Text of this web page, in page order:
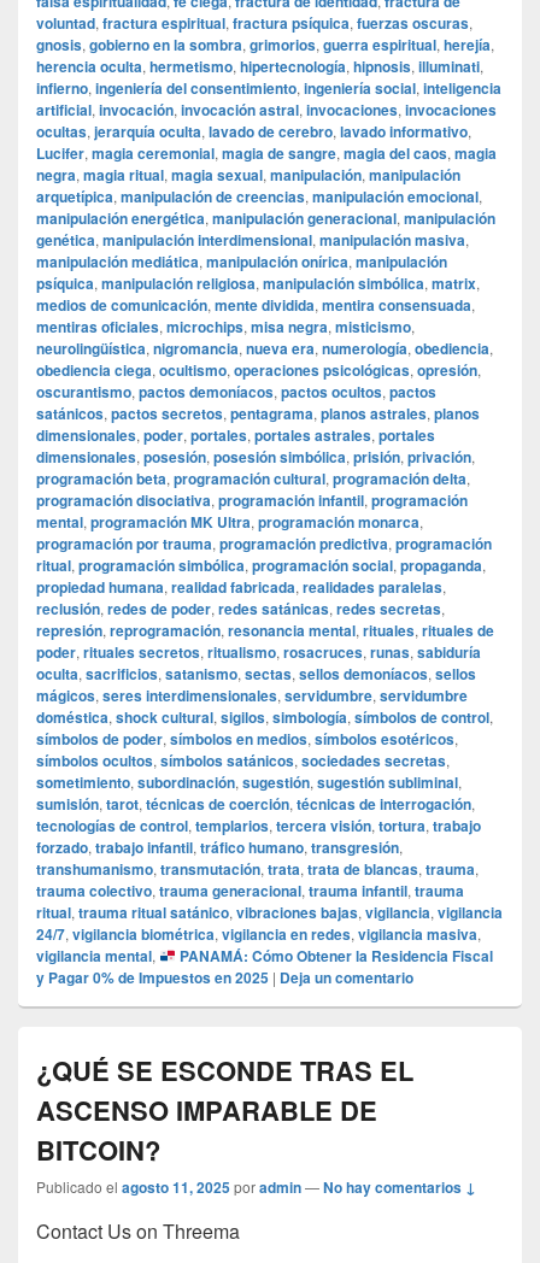
voluntad, fractura espiritual, fractura psíquica, fuerzas oscuras,
gnosis, gobierno en la sombra, grimorios, guerra espiritual, herejía,
herencia oculta, hermetismo, hipertecnología, hipnosis, illuminati,
infierno, ingeniería del consentimiento, ingeniería social, inteligencia
artificial, invocación, invocación astral, invocaciones, invocaciones
ocultas, jerarquía oculta, lavado de cerebro, lavado informativo,
Lucifer, magia ceremonial, magia de sangre, magia del caos, magia
negra, magia ritual, magia sexual, manipulación, manipulación
arquetípica, manipulación de creencias, manipulación emocional,
manipulación energética, manipulación generacional, manipulación
genética, manipulación interdimensional, manipulación masiva,
manipulación mediática, manipulación onírica, manipulación
psíquica, manipulación religiosa, manipulación simbólica, matrix,
medios de comunicación, mente dividida, mentira consensuada,
mentiras oficiales, microchips, misa negra, misticismo,
neurolingüística, nigromancia, nueva era, numerología, obediencia,
obediencia ciega, ocultismo, operaciones psicológicas, opresión,
oscurantismo, pactos demoníacos, pactos ocultos, pactos
satánicos, pactos secretos, pentagrama, planos astrales, planos
dimensionales, poder, portales, portales astrales, portales
dimensionales, posesión, posesión simbólica, prisión, privación,
programación beta, programación cultural, programación delta,
programación disociativa, programación infantil, programación
mental, programación MK Ultra, programación monarca,
programación por trauma, programación predictiva, programación
ritual, programación simbólica, programación social, propaganda,
propiedad humana, realidad fabricada, realidades paralelas,
reclusión, redes de poder, redes satánicas, redes secretas,
represión, reprogramación, resonancia mental, rituales, rituales de
poder, rituales secretos, ritualismo, rosacruces, runas, sabiduría
oculta, sacrificios, satanismo, sectas, sellos demoníacos, sellos
mágicos, seres interdimensionales, servidumbre, servidumbre
doméstica, shock cultural, sigilos, simbología, símbolos de control,
símbolos de poder, símbolos en medios, símbolos esotéricos,
símbolos ocultos, símbolos satánicos, sociedades secretas,
sometimiento, subordinación, sugestión, sugestión subliminal,
sumisión, tarot, técnicas de coerción, técnicas de interrogación,
tecnologías de control, templarios, tercera visión, tortura, trabajo
forzado, trabajo infantil, tráfico humano, transgresión,
transhumanismo, transmutación, trata, trata de blancas, trauma,
trauma colectivo, trauma generacional, trauma infantil, trauma
ritual, trauma ritual satánico, vibraciones bajas, vigilancia, vigilancia
24/7, vigilancia biométrica, vigilancia en redes, vigilancia masiva,
vigilancia mental,
PANAMÁ: Cómo Obtener la Residencia Fiscal
y Pagar 0% de Impuestos en 2025 | Deja un comentario
¿QUÉ SE ESCONDE TRAS EL
ASCENSO IMPARABLE DE
BITCOIN?
Publicado el agosto 11, 2025poradmin—No hay comentarios ↓
Contact Us on Threema